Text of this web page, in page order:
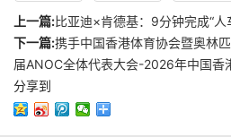
上一篇:比亚迪×肯德基：9分钟完成“
下一篇:携手中国香港体育协会暨奥林
届ANOC全体代表大会-2026年中国香
分享到